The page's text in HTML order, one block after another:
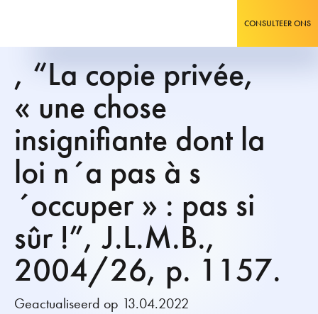
CONSULTEER ONS
, “La copie privée,
« une chose
insignifiante dont la
loi n´a pas à s
´occuper » : pas si
sûr !”, J.L.M.B.,
2004/26, p. 1157.
Geactualiseerd op 13.04.2022